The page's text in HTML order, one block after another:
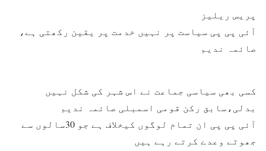
پریس ریلیز
آئی پی پی سیاست پر نہیں خدمت پر یقین رکھتی ہے،
صائمہ ندیم
کسی بھی سیاسی جماعت نے اس شہر کی شکل نہیں
بدلی،سابق رکن قومی اسمبلی صائمہ ندیم
آئی پی پی ان تمام لوگوں کیخلاف ہے جو 30سالوں سے
جھوٹے وعدے کرتے رہے ہیں